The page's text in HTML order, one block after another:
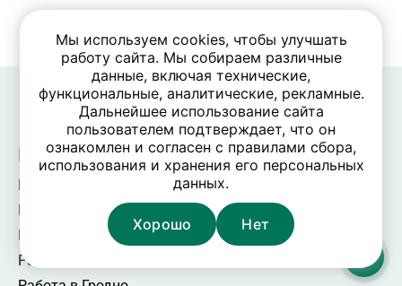
Вакансии в городах
Работа в Минске
Работа в Гомеле
Работа в Бресте
Работа в Витебске
Мы используем cookies, чтобы улучшать
работу сайта. Мы собираем различные
данные, включая технические,
функциональные, аналитические, рекламные.
Дальнейшее использование сайта
пользователем подтверждает, что он
ознакомлен и согласен с правилами сбора,
использования и хранения его персональных
данных.
Хорошо Нет